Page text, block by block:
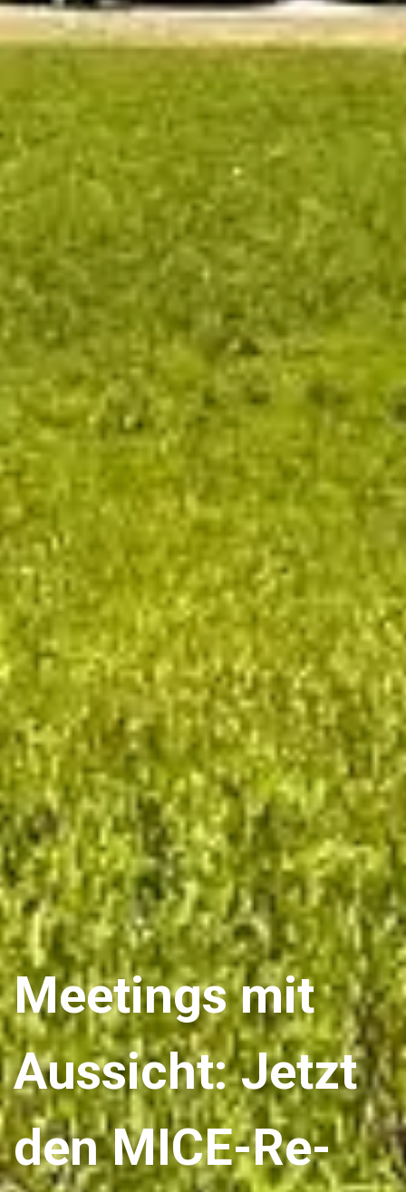
Meetings mit
Aussicht: Jetzt
den MICE-Re-